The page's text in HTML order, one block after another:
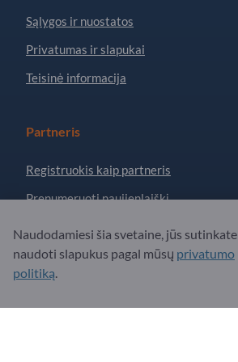
Sąlygos ir nuostatos
Privatumas ir slapukai
Teisinė informacija
Partneris
Registruokis kaip partneris
Prenumeruoti naujienlaiškį
Turite klausimų?
Naudodamiesi šia svetaine, jūs sutinkate
naudoti slapukus pagal mūsų privatumo
politiką.